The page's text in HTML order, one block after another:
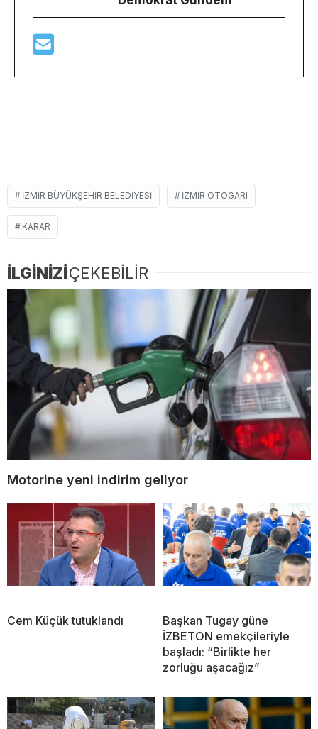
İZMIR BÜYÜKŞEHIR BELEDIYESI IZMIR OTOGARI
KARAR
İLGİNİZİÇEKEBİLİR
Motorine yeni indirim geliyor
Cem Küçük tutuklandı
Başkan Tugay güne
İZBETON emekçileriyle
başladı: “Birlikte her
zorluğu aşacağız”